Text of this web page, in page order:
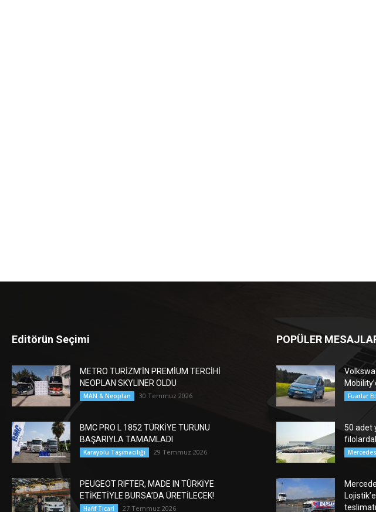
Editörün Seçimi
METRO TURİZM’İN PREMİUM TERCİHİ
NEOPLAN SKYLINER OLDU
MAN & Neoplan 30 Temmuz 2026
BMC PRO L 1852 TÜRKİYE TURUNU
BAŞARIYLA TAMAMLADI
Karayolu Taşımacılığı 29 Temmuz 2026
PEUGEOT RIFTER, MADE IN TÜRKİYE
ETİKETİYLE BURSA’DA ÜRETİLECEK!
Hafif Ticari 27 Temmuz 2026
POPÜLER
Fuarlar
50 adet
teslimatı